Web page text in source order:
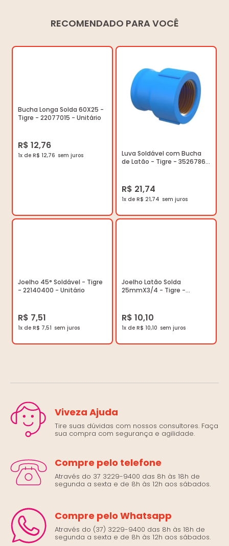
RECOMENDADO PARA VOCÊ
Bucha Longa Solda 60X25 -
Tigre - 22077015 - Unitário
R$ 12,76
1x de R$ 12,76
Luva Soldável com Bucha
de Latão - Tigre - 35267867
R$ 21,74
1x de R$ 21,74
Joelho 45° Soldável - Tigre
- 22140400 - Unitário
R$ 7,51
1x de R$ 7,51
Joelho Latão Solda
25mmX3/4 - Tigre -
R$ 10,10
1x de R$ 10,10
Viveza Ajuda
Tire suas dúvidas com nossos consultores. Faça
sua compra com segurança e agilidade.
Compre pelo telefone
Através do 37 3229-9400 das 8h às 18h de
segunda a sexta e de 8h às 12h aos sábados.
Compre pelo Whatsapp
Através do (37) 3229-9400 das 8h às 18h de
segunda a sexta e de 8h às 12h aos sábados.